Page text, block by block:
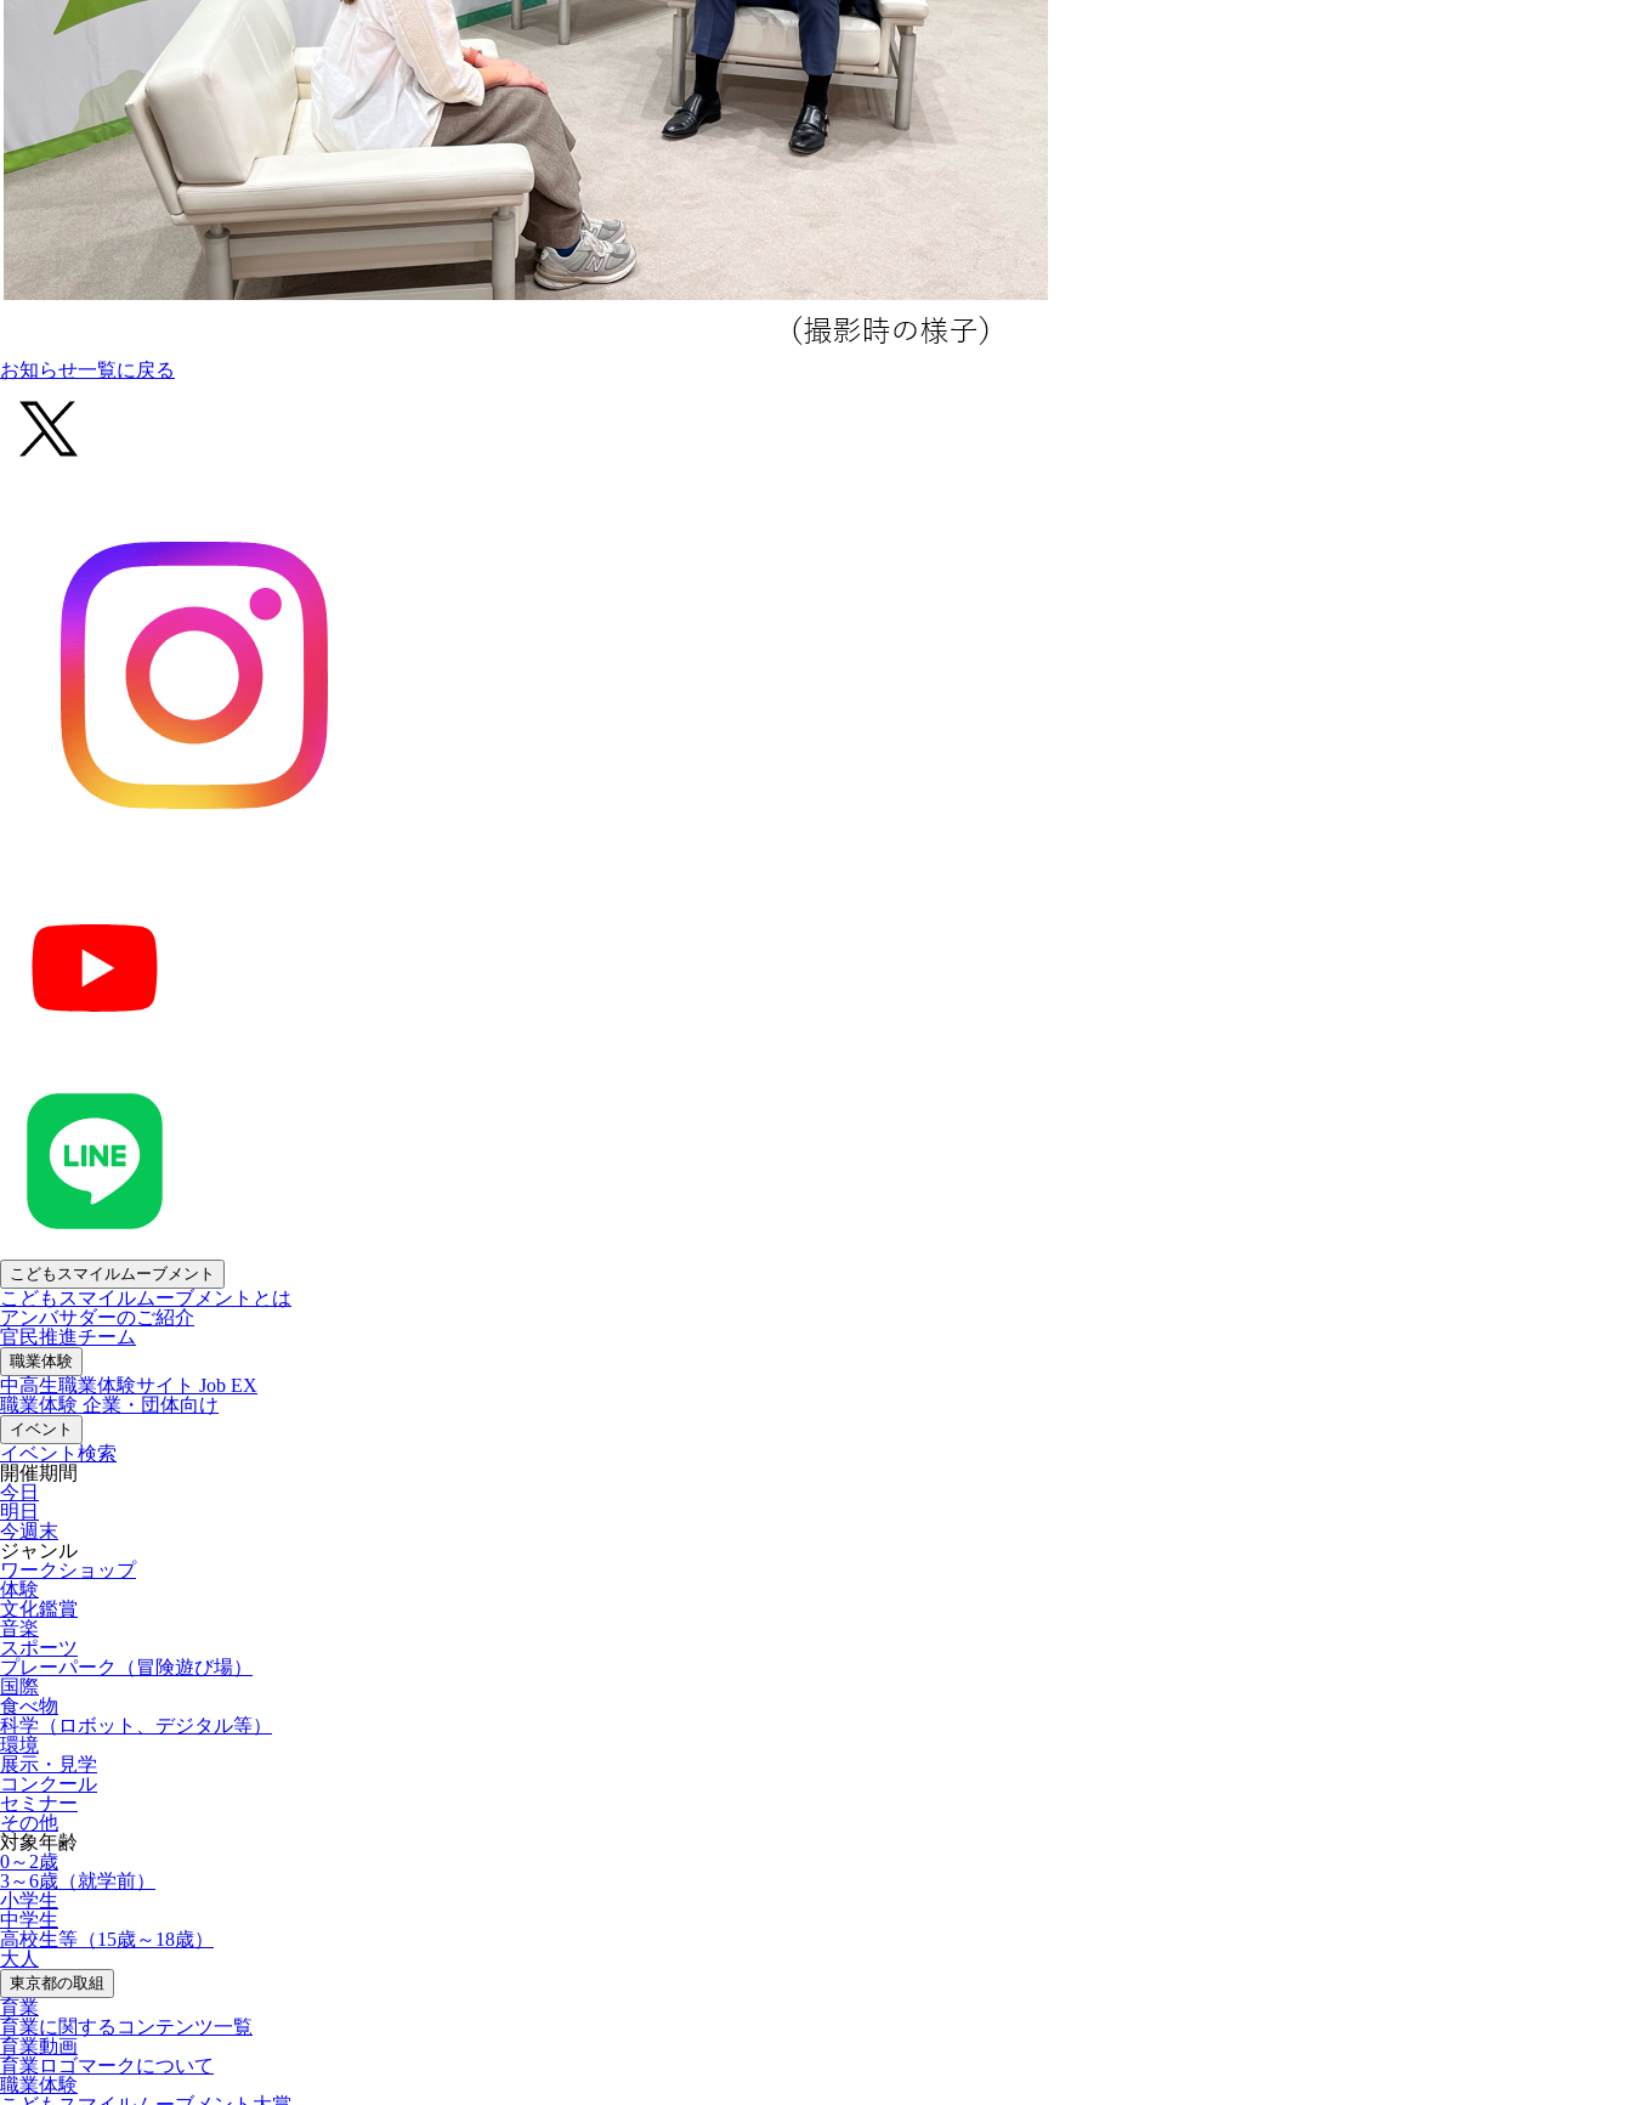
お知らせ一覧に戻る
こどもスマイルムーブメント
こどもスマイルムーブメントとは
アンバサダーのご紹介
官民推進チーム
職業体験
中高生職業体験サイト Job EX
職業体験 企業・団体向け
イベント
イベント検索
開催期間
今日
明日
今週末
ジャンル
ワークショップ
体験
文化鑑賞
音楽
スポーツ
プレーパーク（冒険遊び場）
国際
食べ物
科学（ロボット、デジタル等）
環境
展示・見学
コンクール
セミナー
その他
対象年齢
0～2歳
3～6歳（就学前）
小学生
中学生
高校生等（15歳～18歳）
大人
東京都の取組
育業
育業に関するコンテンツ一覧
育業動画
育業ロゴマークについて
職業体験